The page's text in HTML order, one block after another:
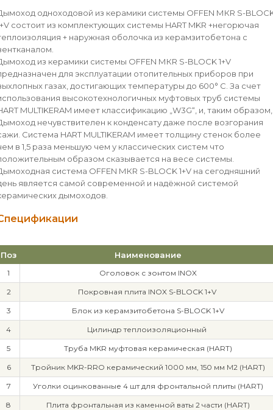
одноходовой из керамики системы OFFEN МКR S-
состоит из комплектующих системы HART MKR +негорючая
+ наружная оболочка из керамзитобетона с
из керамики системы OFFEN МКR S-BLOCK 1+V
для эксплуатации отопительных приборов при
газах, достигающих температуры до 600° C. За счет
высокотехнологичных муфтовых труб системы
MULTIKERAM имеет классификацию „W3G“, и, таким образом,
нечувствителен к конденсату даже после возгорания
Система HART MULTIKERAM имеет толщину стенок более
в 1,5 раза меньшую чем у классических систем что
образом сказывается на весе системы.
система OFFEN МКR S-BLOCK 1+V на сегодняшний
является самой современной и надёжной системой
дымоходов.
Поз Наименование
1 Оголовок с зонтом INOX
2 Покровная плита INOX S-BLOCK 1+V
3 Блок из керамзитобетона S-BLOCK 1+V
4 Цилиндр теплоизоляционный
5 Труба MKR муфтовая керамическая (HART)
6 Тройник MKR-RRO керамический 1000 мм, 150 мм М2 (HART)
7 Уголки оцинкованные 4 шт для фронтальной плиты (HART)
8 Плита фронтальная из каменной ваты 2 части (HART)